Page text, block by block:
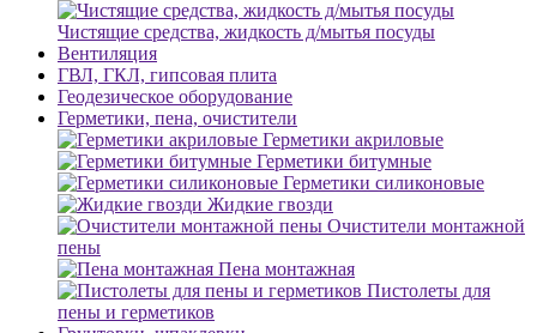
Чистящие средства, жидкость д/мытья посуды
Вентиляция
ГВЛ, ГКЛ, гипсовая плита
Геодезическое оборудование
Герметики, пена, очистители
Герметики акриловые
Герметики битумные
Герметики силиконовые
Жидкие гвозди
Очистители монтажной
пены
Пена монтажная
Пистолеты для
пены и герметиков